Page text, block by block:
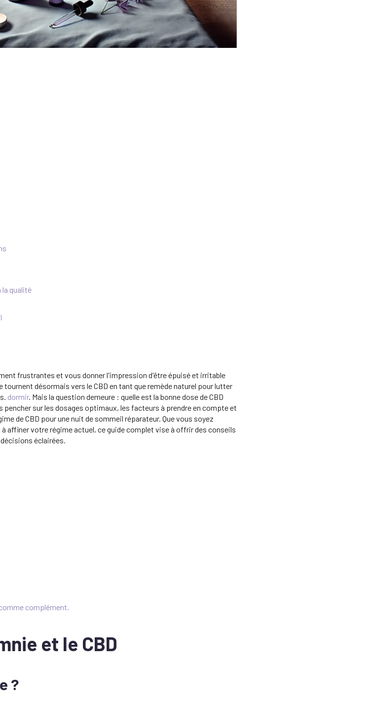
la qualité
frustrantes et vous donner l'impression d'être épuisé et irritable
tournent désormais vers le CBD en tant que remède naturel pour lutter
dormir. Mais la question demeure : quelle est la bonne dose de CBD
pencher sur les dosages optimaux, les facteurs à prendre en compte et
de CBD pour une nuit de sommeil réparateur. Que vous soyez
affiner votre régime actuel, ce guide complet vise à offrir des conseils
éclairées.
complément.
et le CBD
?